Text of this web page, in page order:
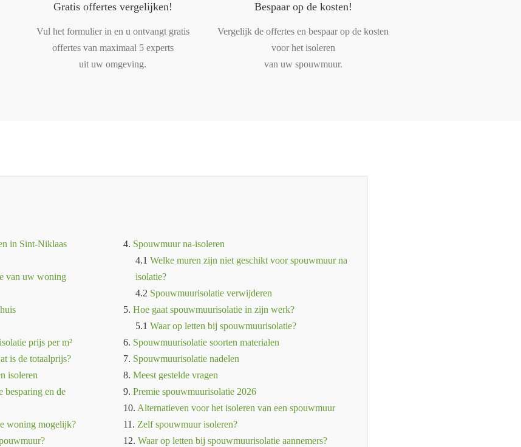
Gratis offertes vergelijken!
Vul het formulier in en u ontvangt gratis
offertes van maximaal 5 experts
uit uw omgeving.
Bespaar op de kosten!
Vergelijk de offertes en bespaar op de kosten
voor het isoleren
van uw spouwmuur.
in Sint-Niklaas
van uw woning
prijs per m²
is de totaalprijs?
isoleren
besparing en de
woning mogelijk?
4. Spouwmuur na-isoleren
4.1Welke muren zijn niet geschikt voor spouwmuur na
isolatie?
4.2 Spouwmuurisolatie verwijderen
5.Hoe gaat spouwmuurisolatie in zijn werk?
5.1Waar op letten bij spouwmuurisolatie?
6. Spouwmuurisolatie soorten materialen
7. Spouwmuurisolatie nadelen
8.Meest gestelde vragen
9.Premie spouwmuurisolatie 2026
10.Alternatieven voor het isoleren van een spouwmuur
11.Zelf spouwmuur isoleren?
12.Waar op letten bij spouwmuurisolatie aannemers?